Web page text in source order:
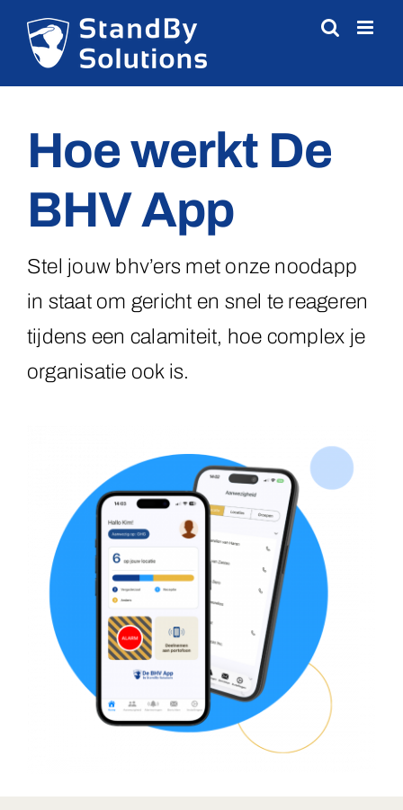
content
Hoe werkt De
BHV App
Stel jouw bhv’ers met onze noodapp
in staat om gericht en snel te reageren
tijdens een calamiteit, hoe complex je
organisatie ook is.